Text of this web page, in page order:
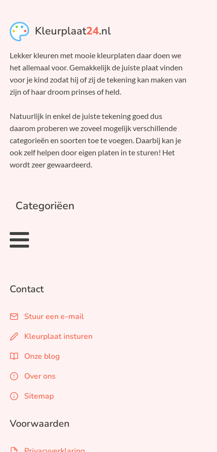
Kleurplaat24.nl
Lekker kleuren met mooie kleurplaten daar doen we
het allemaal voor. Gemakkelijk de juiste plaat vinden
voor je kind zodat hij of zij de tekening kan maken van
zijn of haar droom prinses of held.
Natuurlijk in enkel de juiste tekening goed dus
daarom proberen we zoveel mogelijk verschillende
categorieën en soorten toe te voegen. Daarbij kan je
ook zelf helpen door eigen platen in te sturen! Het
wordt zeer gewaardeerd.
Categoriëen
Contact
Stuur een e-mail
Kleurplaat insturen
Onze blog
Over ons
Sitemap
Voorwaarden